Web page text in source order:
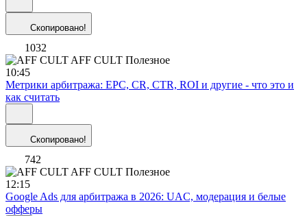
Скопировано!
1032
AFF CULT Полезное
10:45
Метрики арбитража: EPC, CR, CTR, ROI и другие - что это и
как считать
Скопировано!
742
AFF CULT Полезное
12:15
Google Ads для арбитража в 2026: UAC, модерация и белые
офферы